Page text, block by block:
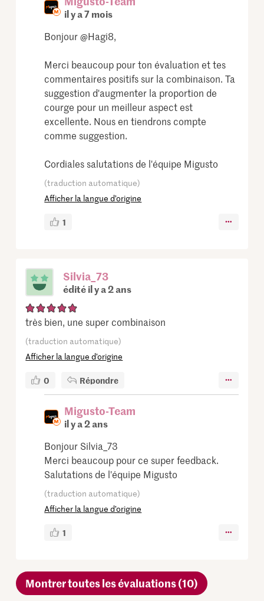
il y a 7 mois
Bonjour @Hagi8,
Merci beaucoup pour ton évaluation et tes
commentaires positifs sur la combinaison. Ta
suggestion d'augmenter la proportion de
courge pour un meilleur aspect est
excellente. Nous en tiendrons compte
comme suggestion.
Cordiales salutations de l'équipe Migusto
(traduction automatique)
Afficher la langue d’origine
1
Silvia_73
édité il y a 2 ans
très bien, une super combinaison
(traduction automatique)
Afficher la langue d’origine
0 Répondre
Migusto-Team
il y a 2 ans
Bonjour Silvia_73
Merci beaucoup pour ce super feedback.
Salutations de l'équipe Migusto
(traduction automatique)
Afficher la langue d’origine
1
Montrer toutes les évaluations (10)